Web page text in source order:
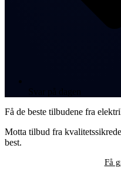
Få de beste tilbudene fra
Motta tilbud fra
best.
Få